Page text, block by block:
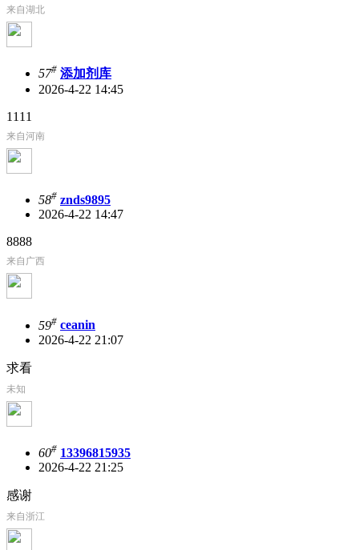
来自湖北
57# 添加剂库
2026-4-22 14:45
1111
来自河南
58# znds9895
2026-4-22 14:47
8888
来自广西
59# ceanin
2026-4-22 21:07
求看
未知
60# 13396815935
2026-4-22 21:25
感谢
来自浙江